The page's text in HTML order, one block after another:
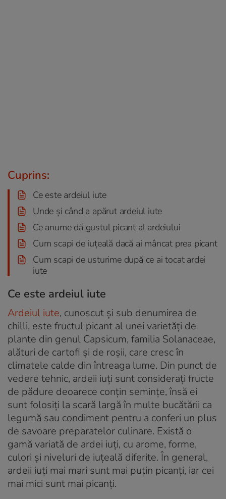
Cuprins:
Ce este ardeiul iute
Unde și când a apărut ardeiul iute
Ce anume dă gustul picant al ardeiului
Cum scapi de iuțeală dacă ai mâncat prea picant
Cum scapi de usturime după ce ai tocat ardei
iute
Ce este ardeiul iute
Ardeiul iute, cunoscut și sub denumirea de
chilli, este fructul picant al unei varietăți de
plante din genul Capsicum, familia Solanaceae,
alături de cartofi și de roșii, care cresc în
climatele calde din întreaga lume. Din punct de
vedere tehnic, ardeii iuți sunt considerați fructe
de pădure deoarece conțin semințe, însă ei
sunt folosiți la scară largă în multe bucătării ca
legumă sau condiment pentru a conferi un plus
de savoare preparatelor culinare. Există o
gamă variată de ardei iuți, cu arome, forme,
culori și niveluri de iuțeală diferite. În general,
ardeii iuți mai mari sunt mai puțin picanți, iar cei
mai mici sunt mai picanți.